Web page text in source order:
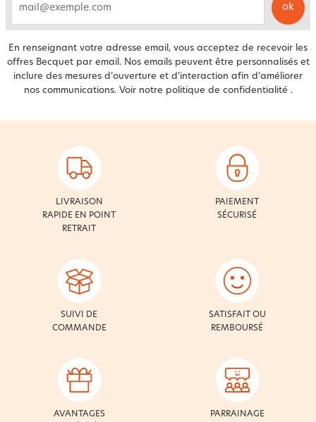
email
ok
En renseignant votre adresse email, vous acceptez de recevoir les
offres Becquet par email. Nos emails peuvent être personnalisés et
inclure des mesures d’ouverture et d’interaction afin d’améliorer
nos communications. Voir notre politique de confidentialité .
LIVRAISON
RAPIDE EN POINT
RETRAIT
PAIEMENT
SÉCURISÉ
SUIVI DE
COMMANDE
SATISFAIT OU
REMBOURSÉ
AVANTAGES
PARRAINAGE